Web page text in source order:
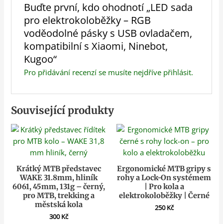
Buďte první, kdo ohodnotí „LED sada
pro elektrokoloběžky – RGB
voděodolné pásky s USB ovladačem,
kompatibilní s Xiaomi, Ninebot,
Kugoo“
Pro přidávání recenzí se musíte nejdříve přihlásit.
Související produkty
Krátký MTB představec
WAKE 31.8mm, hliník
6061, 45mm, 131g – černý,
pro MTB, trekking a
městská kola
300Kč
Ergonomické MTB gripy s
rohy a Lock-On systémem
| Pro kola a
elektrokoloběžky | Černé
250Kč